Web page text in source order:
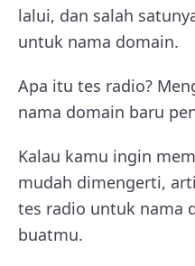
lalui, dan salah
untuk nama domain.
Apa itu tes radio?
nama domain baru
Kalau kamu ingin
mudah dimengerti,
tes radio untuk nama
buatmu.